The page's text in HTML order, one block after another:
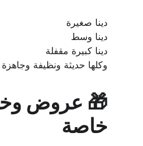
دينا صغيرة
دينا وسط
دينا كبيرة مقفلة
وكلها حديثة ونظيفة وجاهزة
🎁 عروض
خاصة